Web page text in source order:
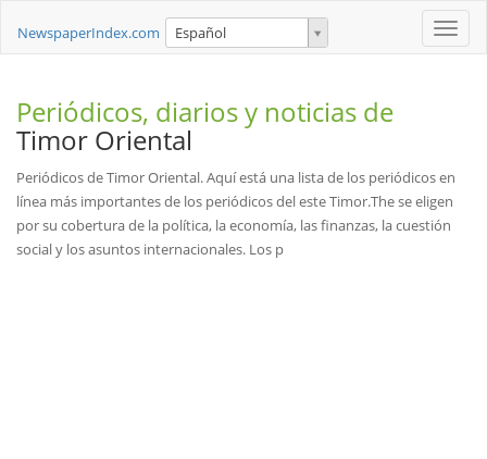
Toggle
NewspaperIndex.com Español
Periódicos, diarios y noticias de
Timor Oriental
Periódicos de Timor Oriental. Aquí está una lista de los periódicos en
línea más importantes de los periódicos del este Timor.The se eligen
por su cobertura de la política, la economía, las finanzas, la cuestión
social y los asuntos internacionales. Los p